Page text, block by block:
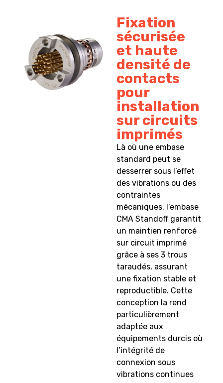
Fixation
sécurisée
et haute
densité de
contacts
pour
installation
sur circuits
imprimés
Là où une embase
standard peut se
desserrer sous l’effet
des vibrations ou des
contraintes
mécaniques, l’embase
CMA Standoff garantit
un maintien renforcé
sur circuit imprimé
grâce à ses 3 trous
taraudés, assurant
une fixation stable et
reproductible. Cette
conception la rend
particulièrement
adaptée aux
équipements durcis où
l’intégrité de
connexion sous
vibrations continues